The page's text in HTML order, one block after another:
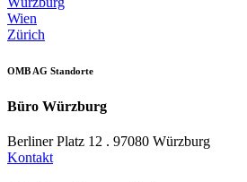
Wien
Zürich
OMB AG Standorte
Büro Würzburg
Berliner Platz 12 . 97080 Würzburg
Kontakt